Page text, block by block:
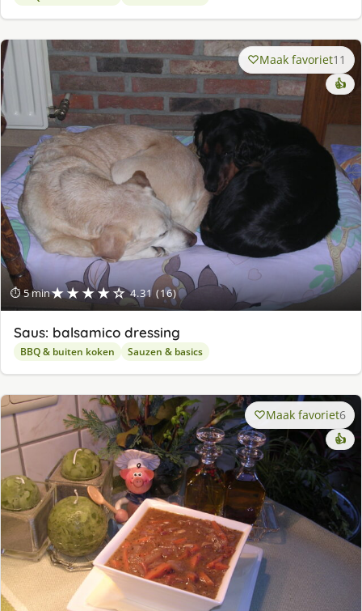
⏱ 5 min★★★★☆ 4.31 (16)
Maak favoriet11
👍
Saus: balsamico dressing
BBQ & buiten koken Sauzen & basics
Maak favoriet6
👍